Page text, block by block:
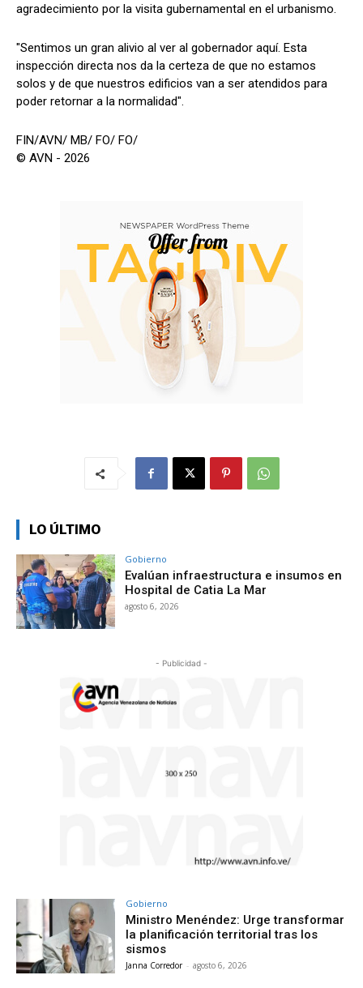
agradecimiento por la visita gubernamental en el urbanismo.
"Sentimos un gran alivio al ver al gobernador aquí. Esta
inspección directa nos da la certeza de que no estamos
solos y de que nuestros edificios van a ser atendidos para
poder retornar a la normalidad".
FIN/AVN/ MB/ FO/ FO/
© AVN - 2026
LO ÚLTIMO
Gobierno
Evalúan infraestructura e insumos en
Hospital de Catia La Mar
agosto 6, 2026
- Publicidad -
Gobierno
Ministro Menéndez: Urge transformar
la planificación territorial tras los
sismos
Janna Corredor - agosto 6, 2026